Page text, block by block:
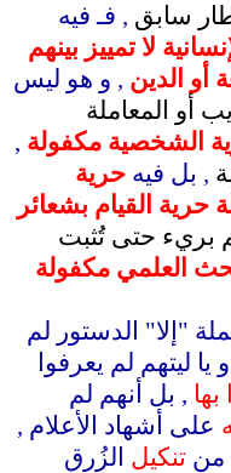
سابق , فـ فيه
لا تمييز بينهم
أو الدين , و هو ليس
أو المعاملة
الشخصية مكفولة ,
, بل فيه حرية
حرية القيام بشعائر
بريء حتى تُثبت
العلمي مكفولة
"إلا" الدستور لم
يا ليتهم لم يعرفوا
, بل أنهم لم
على أشهاد الأعلام ,
من تنكيل الزُرق